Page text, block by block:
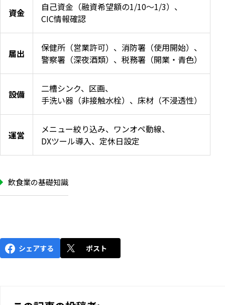
資金
自己資金（融資希望額の1/10〜1/3）、
CIC情報確認
届出
保健所（営業許可）、消防署（使用開始）、
警察署（深夜酒類）、税務署（開業・青色）
設備
二槽シンク、区画、
手洗い器（非接触水栓）、床材（不浸透性）
運営
メニュー絞り込み、ワンオペ動線、
DXツール導入、定休日設定
飲食業の基礎知識
シェアする ポスト